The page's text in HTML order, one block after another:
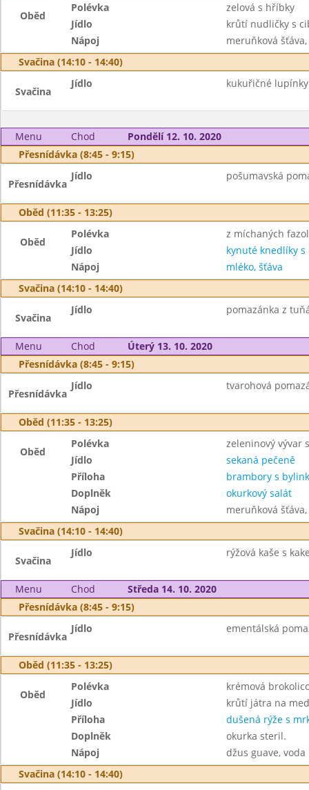
Oběd
Polévka
zelová s hříbky
Jídlo
krůtí nudličky s
Nápoj
meruňková
Svačina (14:10 - 14:40)
Svačina
Jídlo kukuřičné
Menu Chod
Pondělí 12. 10. 2020
Přesnídávka (8:45 - 9:15)
Přesnídávka
Jídlo pošumavská
Oběd (11:35 - 13:25)
Oběd
Polévka
z míchaných
Jídlo
kynuté knedlíky
Nápoj
mléko, šťáva
Svačina (14:10 - 14:40)
Svačina
Jídlo pomazánka z
Menu Chod
Úterý 13. 10. 2020
Přesnídávka (8:45 - 9:15)
Přesnídávka
Jídlo tvarohová
Oběd (11:35 - 13:25)
Oběd
Polévka
zeleninový vývar
Jídlo
sekaná pečeně
Příloha
brambory s
Doplněk
okurkový salát
Nápoj
meruňková
Svačina (14:10 - 14:40)
Svačina
Jídlo rýžová kaše s
Menu Chod
Středa 14. 10. 2020
Přesnídávka (8:45 - 9:15)
Přesnídávka
Jídlo ementálská
Oběd (11:35 - 13:25)
Oběd
Polévka
krémová
Jídlo
krůtí játra na
Příloha
dušená rýže s
Doplněk
okurka steril.
Nápoj
džus guave, voda
Svačina (14:10 - 14:40)